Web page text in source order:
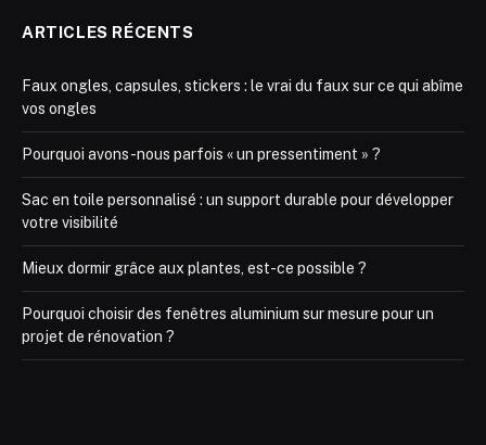
ARTICLES RÉCENTS
Faux ongles, capsules, stickers : le vrai du faux sur ce qui abîme
vos ongles
Pourquoi avons-nous parfois « un pressentiment » ?
Sac en toile personnalisé : un support durable pour développer
votre visibilité
Mieux dormir grâce aux plantes, est-ce possible ?
Pourquoi choisir des fenêtres aluminium sur mesure pour un
projet de rénovation ?